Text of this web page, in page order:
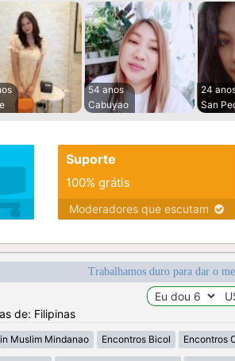
54 anos
Cabuyao
24
San
Suporte
100% grátis
Moderadores que escutam
Trabalhamos duro para dar o
de: Filipinas
Muslim Mindanao Encontros Bicol Encontros